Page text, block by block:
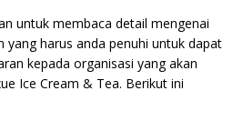
untuk membaca detail mengenai
yang harus anda penuhi untuk dapat
kepada organisasi yang akan
Ice Cream & Tea. Berikut ini